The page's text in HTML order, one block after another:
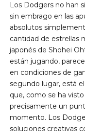
Los Dodgers no han
sin embrago en las
absolutos
cantidad de estrellas
japonés de Shohei
están jugando,
en condiciones de
segundo lugar, está
que, como se ha
precisamente un
momento. Los
soluciones creativas